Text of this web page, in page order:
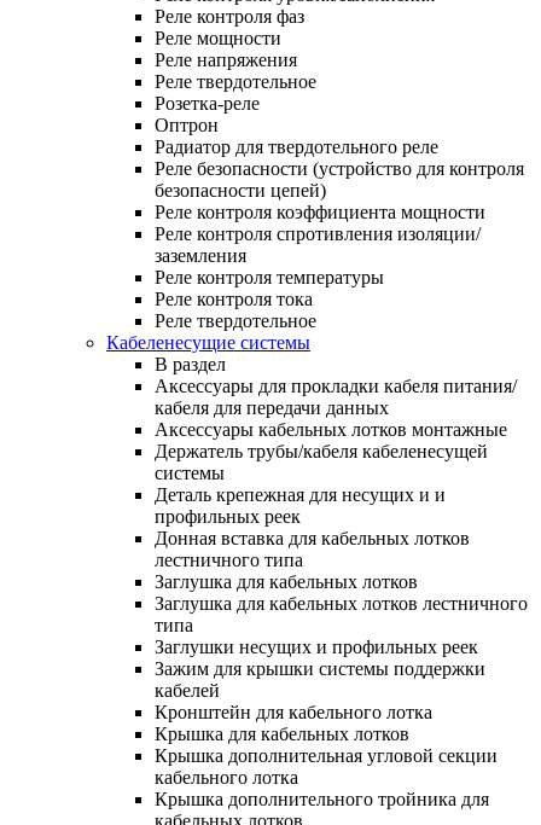
Реле контроля фаз
Реле мощности
Реле напряжения
Реле твердотельное
Розетка-реле
Оптрон
Радиатор для твердотельного реле
Реле безопасности (устройство для контроля
безопасности цепей)
Реле контроля коэффициента мощности
Реле контроля спротивления изоляции/
заземления
Реле контроля температуры
Реле контроля тока
Реле твердотельное
Кабеленесущие системы
В раздел
Аксессуары для прокладки кабеля питания/
кабеля для передачи данных
Аксессуары кабельных лотков монтажные
Держатель трубы/кабеля кабеленесущей
системы
Деталь крепежная для несущих и и
профильных реек
Донная вставка для кабельных лотков
лестничного типа
Заглушка для кабельных лотков
Заглушка для кабельных лотков лестничного
типа
Заглушки несущих и профильных реек
Зажим для крышки системы поддержки
кабелей
Кронштейн для кабельного лотка
Крышка для кабельных лотков
Крышка дополнительная угловой секции
кабельного лотка
Крышка дополнительного тройника для
кабельных лотков